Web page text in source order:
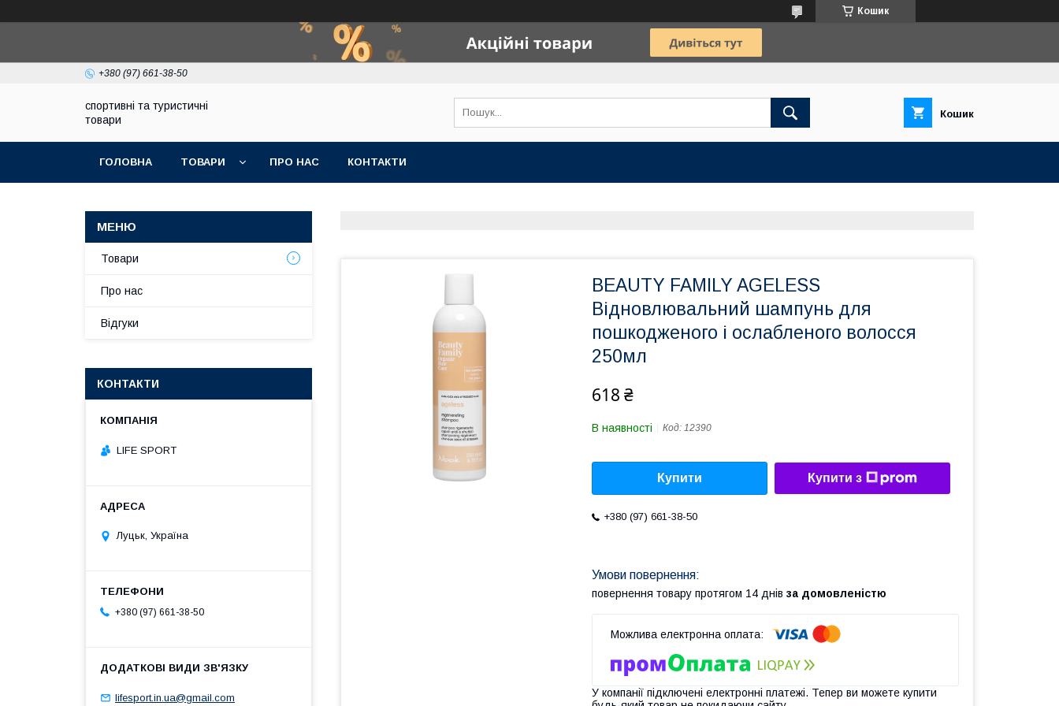
Кошик
+380 (97) 661-38-50
спортивні та туристичні
товари
Кошик
ГОЛОВНА ТОВАРИ ПРО НАС КОНТАКТИ
BEAUTY FAMILY AGELESS
Відновлювальний шампунь для
пошкодженого і ослабленого волосся
250мл
618 ₴
В наявності Код: 12390
Купити Купити з
+380 (97) 661-38-50
повернення товару протягом 14 днів за домовленістю
У компанії підключені електронні платежі. Тепер ви можете купити
Товари
Про нас
Відгуки
КОНТАКТИ
LIFE SPORT
Луцьк, Україна
+380 (97) 661-38-50
lifesport.in.ua@gmail.com